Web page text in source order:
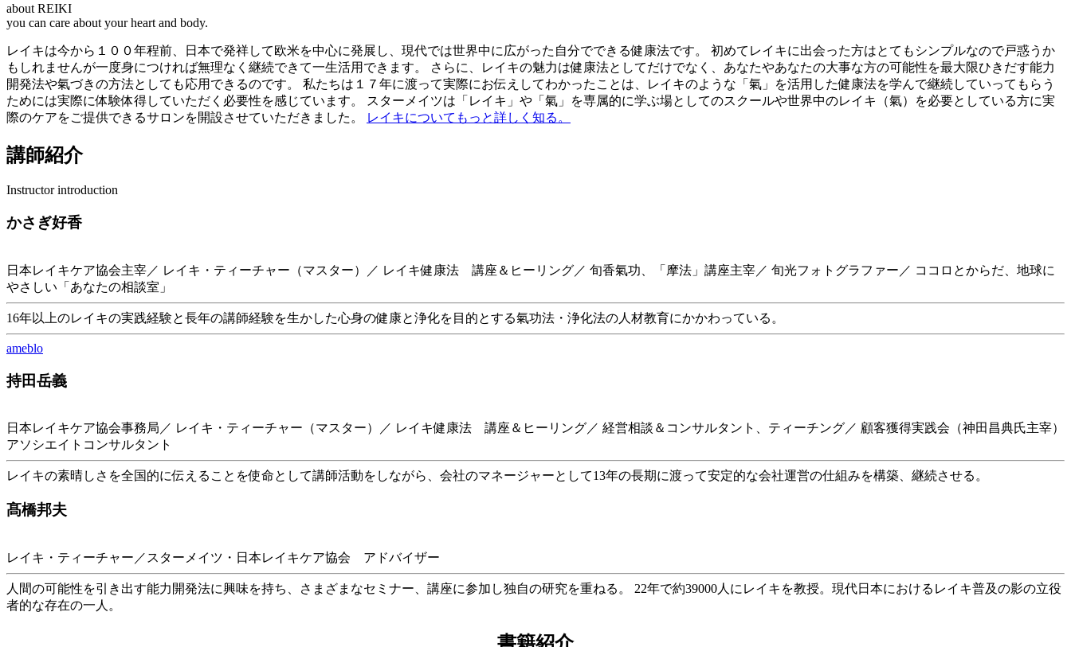
about REIKI
you can care about your heart and body.
レイキは今から１００年程前、日本で発祥して欧米を中心に発展し、現代では世界中に広がった自分でできる健康法です。 初めてレイキに出会った方はとてもシンプルなので戸惑うか
もしれませんが一度身につければ無理なく継続できて一生活用できます。 さらに、レイキの魅力は健康法としてだけでなく、あなたやあなたの大事な方の可能性を最大限ひきだす能力
開発法や氣づきの方法としても応用できるのです。 私たちは１７年に渡って実際にお伝えしてわかったことは、レイキのような「氣」を活用した健康法を学んで継続していってもらう
ためには実際に体験体得していただく必要性を感じています。 スターメイツは「レイキ」や「氣」を専属的に学ぶ場としてのスクールや世界中のレイキ（氣）を必要としている方に実
際のケアをご提供できるサロンを開設させていただきました。
レイキについてもっと詳しく知る。
講師紹介
Instructor introduction
かさぎ好香
日本レイキケア協会主宰／ レイキ・ティーチャー（マスター）／ レイキ健康法 講座＆ヒーリング／ 旬香氣功、「摩法」講座主宰／ 旬光フォトグラファー／ ココロとからだ、地球に
やさしい「あなたの相談室」
16年以上のレイキの実践経験と長年の講師経験を生かした心身の健康と浄化を目的とする氣功法・浄化法の人材教育にかかわっている。
ameblo
持田岳義
日本レイキケア協会事務局／ レイキ・ティーチャー（マスター）／ レイキ健康法 講座＆ヒーリング／ 経営相談＆コンサルタント、ティーチング／ 顧客獲得実践会（神田昌典氏主宰）
アソシエイトコンサルタント
レイキの素晴しさを全国的に伝えることを使命として講師活動をしながら、会社のマネージャーとして13年の長期に渡って安定的な会社運営の仕組みを構築、継続させる。
髙橋邦夫
レイキ・ティーチャー／スターメイツ・日本レイキケア協会 アドバイザー
人間の可能性を引き出す能力開発法に興味を持ち、さまざまなセミナー、講座に参加し独自の研究を重ねる。 22年で約39000人にレイキを教授。現代日本におけるレイキ普及の影の立役
者的な存在の一人。
書籍紹介